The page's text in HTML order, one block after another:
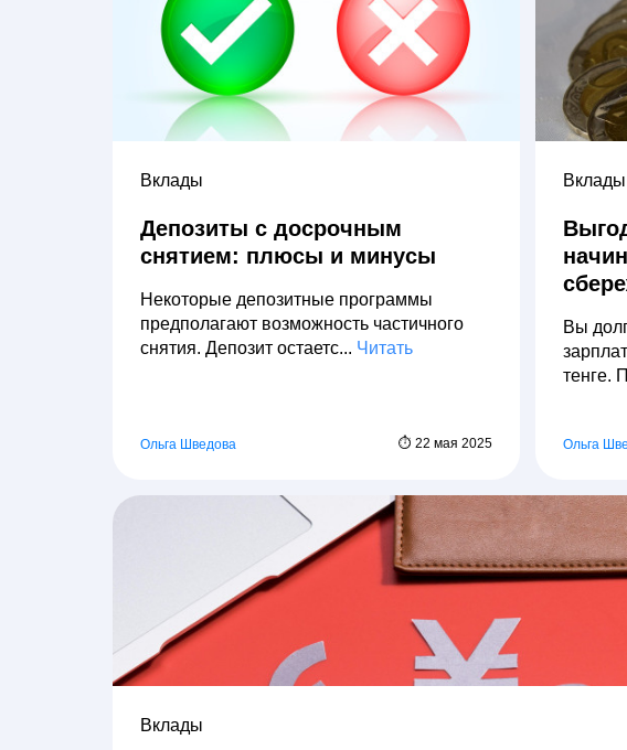
Вклады
Депозиты с досрочным
снятием: плюсы и минусы
Некоторые депозитные программы
предполагают возможность частичного
снятия. Депозит остаетс... Читать
Ольга Шведова ⏱ 22 мая 2025
Вклады
Вы
тенге.
Ольга
Вклады